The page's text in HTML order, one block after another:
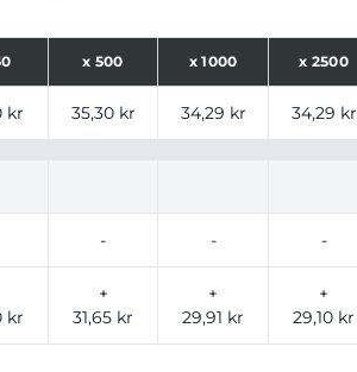
x 500 x1000 x 2500
kr 35,30 kr 34,29 kr 34,29 kr
- - -
kr
+
31,65 kr
+
29,91 kr
+
29,10 kr